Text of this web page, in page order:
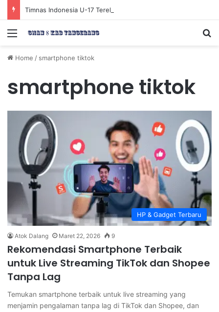
Menu
Home / smartphone tiktok
smartphone tiktok
HP & Gadget Terbaru
Atok Dalang Maret 22, 2026 9
Rekomendasi Smartphone Terbaik
untuk Live Streaming TikTok dan Shopee
Tanpa Lag
Temukan smartphone terbaik untuk live streaming yang
menjamin pengalaman tanpa lag di TikTok dan Shopee, dan